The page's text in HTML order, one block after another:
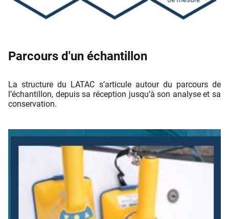
Parcours d'un échantillon
La structure du LATAC s’articule autour du parcours de
l’échantillon, depuis sa réception jusqu’à son analyse et sa
conservation.